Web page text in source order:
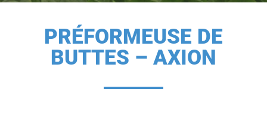
PRÉFORMEUSE DE
BUTTES – AXION